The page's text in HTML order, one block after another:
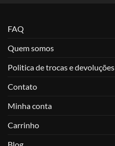
FAQ
Quem somos
Politica de trocas e devoluções
Contato
Minha conta
Carrinho